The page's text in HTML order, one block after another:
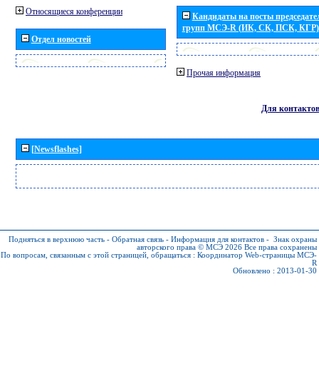
Относящиеся конференции
Отдел новостей
Кандидаты на посты
групп МСЭ-R (ИК, СК, ПСК, КГР)
Прочая информация
Для контактов
[Newsflashes]
Подняться в верхнюю часть - Обратная связь - Информация для контактов - Знак охраны
авторского права © МСЭ 2026 Все права сохранены
По вопросам, связанным с этой страницей, обращаться : Координатор Web-страницы МСЭ-
R
Обновлено : 2013-01-30